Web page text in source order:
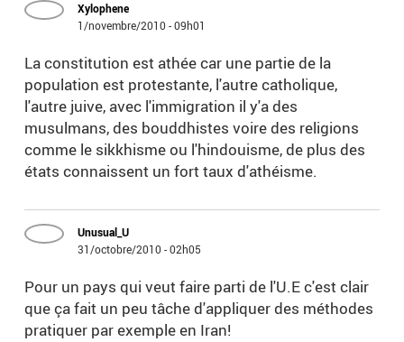
Xylophene
1/novembre/2010 - 09h01
La constitution est athée car une partie de la
population est protestante, l'autre catholique,
l'autre juive, avec l'immigration il y'a des
musulmans, des bouddhistes voire des religions
comme le sikkhisme ou l'hindouisme, de plus des
états connaissent un fort taux d'athéisme.
Unusual_U
31/octobre/2010 - 02h05
Pour un pays qui veut faire parti de l'U.E c'est clair
que ça fait un peu tâche d'appliquer des méthodes
pratiquer par exemple en Iran!